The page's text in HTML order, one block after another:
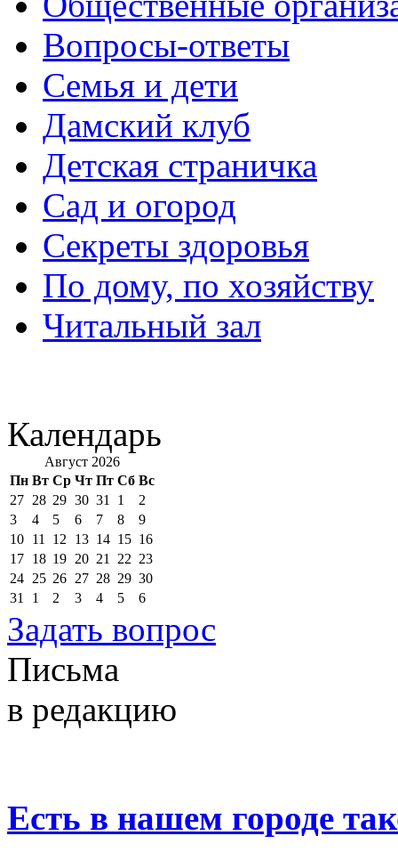
Вопросы-ответы
Семья и дети
Дамский клуб
Детская страничка
Сад и огород
Секреты здоровья
По дому, по хозяйству
Читальный зал
Календарь
Август 2026
Пн Вт Ср Чт Пт Сб Вс
27 28 29 30 31 1
2
3
4 5 6 7 8
9
10 11 12 13 14 15 16
17 18 19 20 21 22 23
24 25 26 27 28 29 30
31
1 2 3 4 5 6
Задать вопрос
Письма
в редакцию
Есть в нашем городе